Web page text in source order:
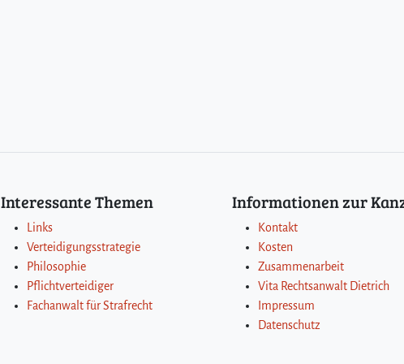
Interessante Themen
Links
Verteidigungsstrategie
Philosophie
Pflichtverteidiger
Fachanwalt für Strafrecht
Informationen zur
Kontakt
Kosten
Zusammenarbeit
Vita Rechtsanwalt Dietrich
Impressum
Datenschutz